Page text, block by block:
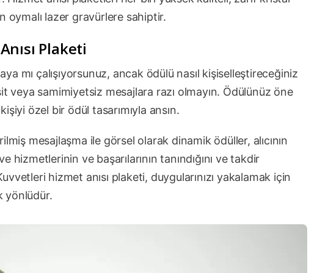
oymalı lazer gravürlere sahiptir.
Plaketi
mı çalışıyorsunuz, ancak ödülü nasıl kişiselleştireceğiniz
veya samimiyetsiz mesajlara razı olmayın. Ödülünüz öne
özel bir ödül tasarımıyla ansın.
mesajlaşma ile görsel olarak dinamik ödüller, alıcının
ve hizmetlerinin ve başarılarının tanındığını ve takdir
hizmet anısı plaketi, duygularınızı yakalamak için
yönlüdür.